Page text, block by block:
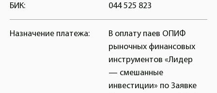
БИК: 044 525 823
Назначение платежа:
В оплату паев ОПИФ
рыночных финансовых
инструментов «Лидер
— смешанные
инвестиции» по Заявке